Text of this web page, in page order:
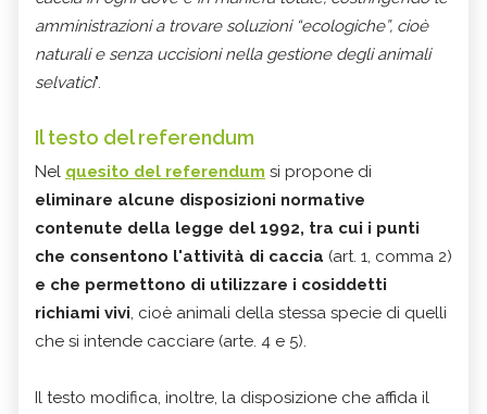
amministrazioni a trovare soluzioni “ecologiche”, cioè
naturali e senza uccisioni nella gestione degli animali
selvatici".
Il testo del referendum
Nel quesito del referendum si propone di
eliminare alcune disposizioni normative
contenute della legge del 1992, tra cui i punti
che consentono l'attività di caccia (art. 1, comma 2)
e che permettono di utilizzare i cosiddetti
richiami vivi, cioè animali della stessa specie di quelli
che si intende cacciare (arte. 4 e 5).
Il testo modifica, inoltre, la disposizione che affida il